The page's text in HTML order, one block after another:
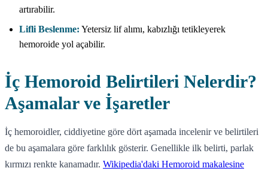
artırabilir.
Lifli Beslenme: Yetersiz lif alımı, kabızlığı tetikleyerek
hemoroide yol açabilir.
İç Hemoroid Belirtileri Nelerdir?
Aşamalar ve İşaretler
İç hemoroidler, ciddiyetine göre dört aşamada incelenir ve belirtileri
de bu aşamalara göre farklılık gösterir. Genellikle ilk belirti, parlak
kırmızı renkte kanamadır. Wikipedia'daki Hemoroid makalesine